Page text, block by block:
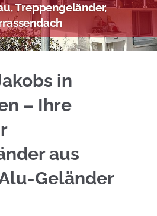
Treppengeländer,
in
– Ihre
aus
Geländer